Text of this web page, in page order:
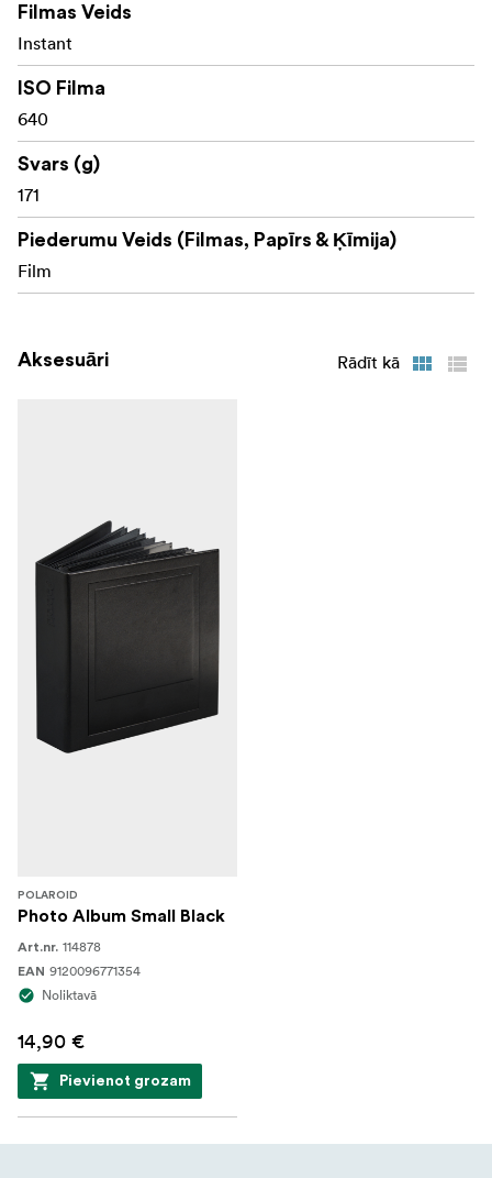
Filmas Veids
Instant
ISO Filma
640
Svars (g)
171
Piederumu Veids (Filmas, Papīrs & Ķīmija)
Film
Aksesuāri Rādīt kā
POLAROID
Photo Album Small Black
Art.nr. 114878
EAN 9120096771354
Noliktavā
14,90 €
Pievienot grozam